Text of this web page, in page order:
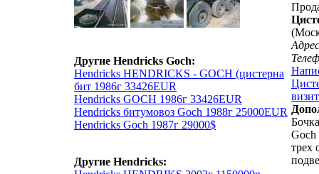
Другие Hendricks Goch:
Hendricks HENDRICKS - GOCH (цистерна
бит 1986г 33426EUR
Hendricks GOCH 1986г 33426EUR
Hendricks битумовоз Goch 1988г 25000EUR
Hendricks Goch 1987г 29000$
Другие Hendricks:
Goch
трех